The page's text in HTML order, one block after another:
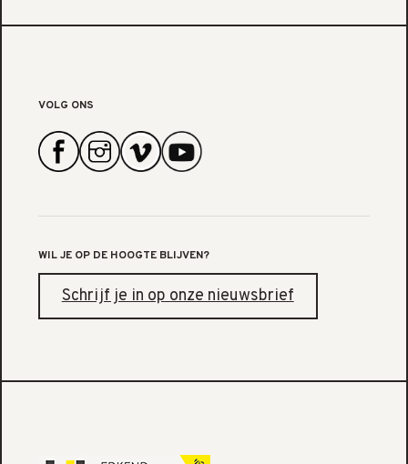
VOLG ONS
WIL JE OP DE HOOGTE BLIJVEN?
Schrijf je in op onze nieuwsbrief